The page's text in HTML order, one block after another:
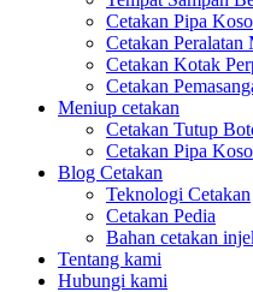
Cetakan Pipa
Cetakan Peralatan
Cetakan Kotak
Cetakan
Meniup cetakan
Cetakan Tutup
Cetakan Pipa
Blog Cetakan
Teknologi Cetakan
Cetakan Pedia
Bahan cetakan
Tentang kami
Hubungi kami